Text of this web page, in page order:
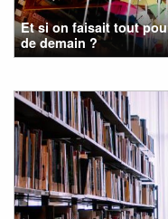
Et si on faisait tout
de demain ?